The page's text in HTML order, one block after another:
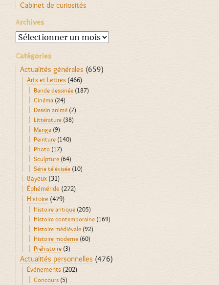
Cabinet de curiosités
Archives
Archives
Catégories
Actualités générales (659)
Arts et Lettres (466)
Bande dessinée (187)
Cinéma (24)
Dessin animé (7)
Littérature (38)
Manga (9)
Peinture (140)
Photo (17)
Sculpture (64)
Série télévisée (10)
Bayeux (31)
Éphéméride (272)
Histoire (479)
Histoire antique (205)
Histoire contemporaine (169)
Histoire médiévale (92)
Histoire moderne (60)
Préhistoire (3)
Actualités personnelles (476)
Événements (202)
Concours (5)